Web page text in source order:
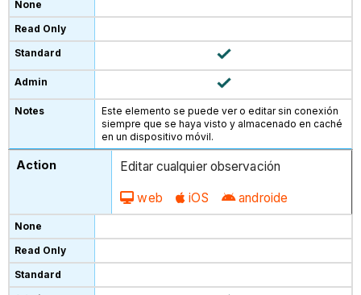
Este elemento se puede ver o editar sin conexión
siempre que se haya visto y almacenado en caché
en un dispositivo móvil.
Editar cualquier observación
web iOS androide